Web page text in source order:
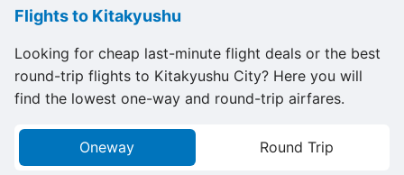
Flights to Kitakyushu
Looking for cheap last-minute flight deals or the best
round-trip flights to Kitakyushu City? Here you will
find the lowest one-way and round-trip airfares.
Oneway Round Trip